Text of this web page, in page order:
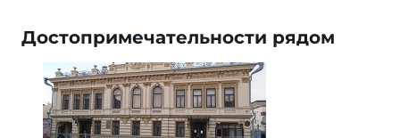
Достопримечательности рядом